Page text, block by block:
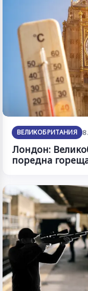
ВЕЛИКОБРИТАНИЯ 8
Лондон:
поредна